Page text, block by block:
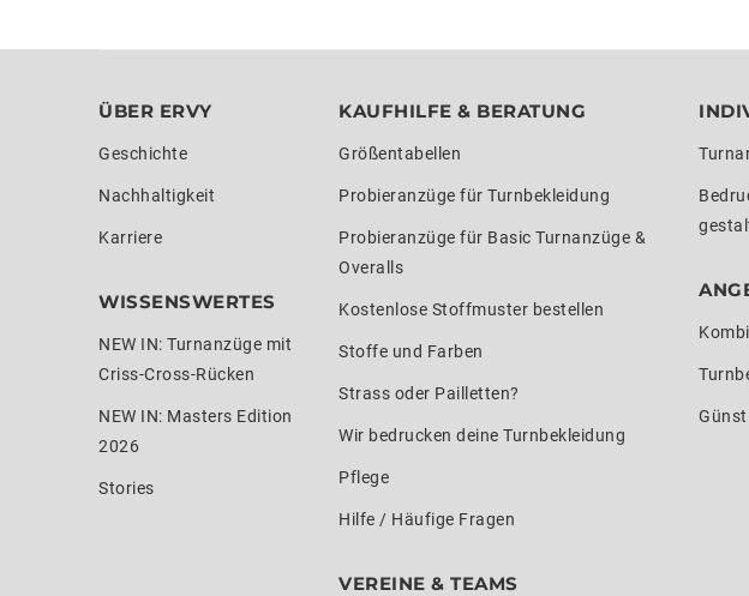
ÜBER ERVY
Geschichte
Nachhaltigkeit
Karriere
WISSENSWERTES
NEW IN: Turnanzüge mit
Criss-Cross-Rücken
NEW IN: Masters Edition
2026
Stories
KAUFHILFE & BERATUNG
Größentabellen
Probieranzüge für Turnbekleidung
Probieranzüge für Basic Turnanzüge &
Overalls
Kostenlose Stoffmuster bestellen
Stoffe und Farben
Strass oder Pailletten?
Wir bedrucken deine Turnbekleidung
Pflege
Hilfe / Häufige Fragen
VEREINE & TEAMS